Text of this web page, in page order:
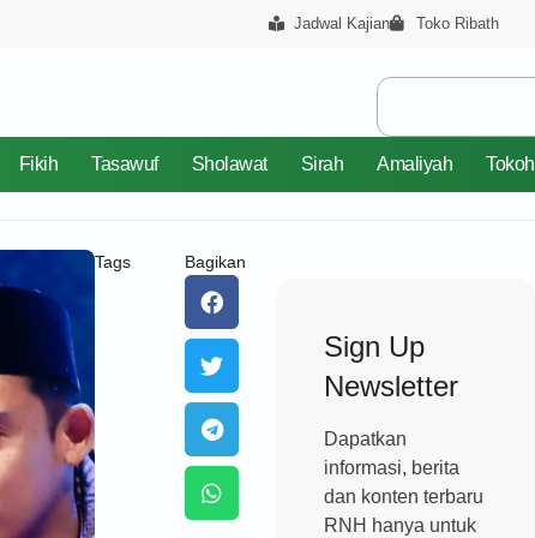
Jadwal Kajian Toko Ribath
Fikih Tasawuf Sholawat Sirah Amaliyah Tokoh
Tags Bagikan
Sign Up
Newsletter
Dapatkan
informasi, berita
dan konten terbaru
RNH hanya untuk